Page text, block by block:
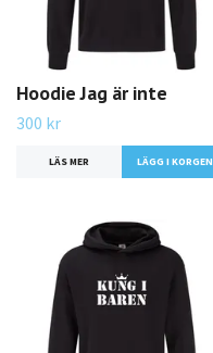
Hoodie Jag är inte
300 kr
LÄS MER LÄGG I KORGEN